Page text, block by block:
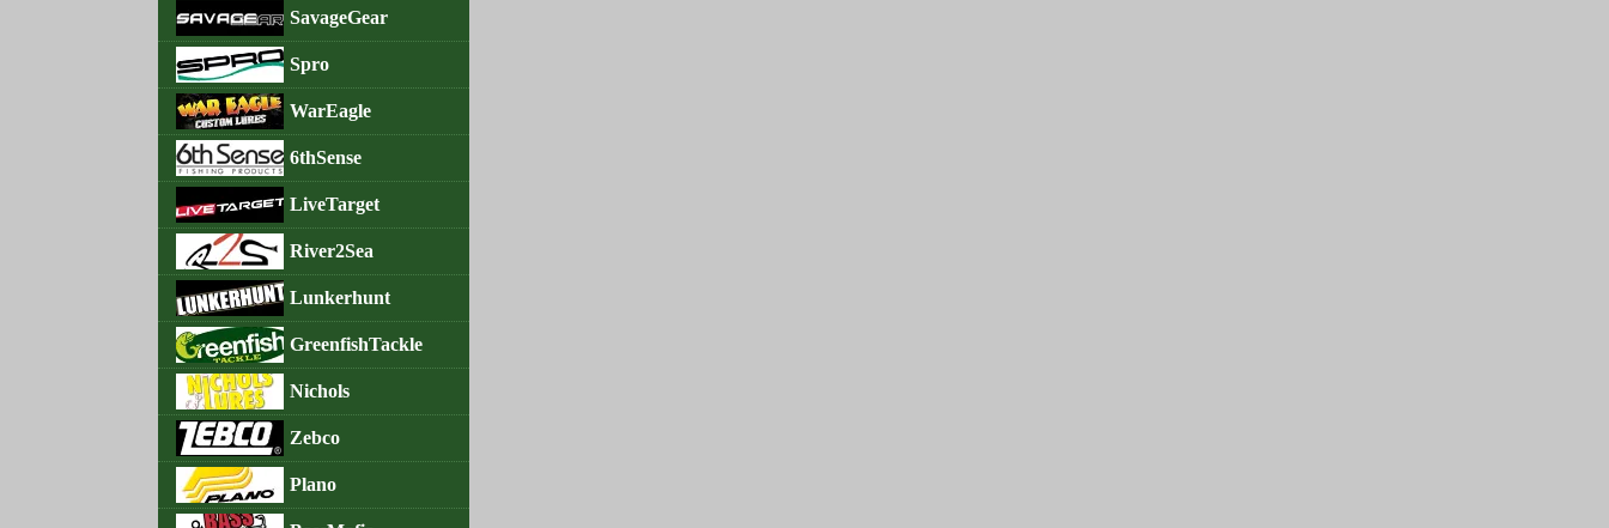
SavageGear
Spro
WarEagle
6thSense
LiveTarget
River2Sea
Lunkerhunt
GreenfishTackle
Nichols
Zebco
Plano